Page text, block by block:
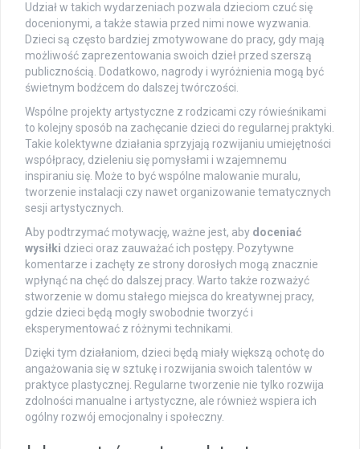
Udział w takich wydarzeniach pozwala dzieciom czuć się
docenionymi, a także stawia przed nimi nowe wyzwania.
Dzieci są często bardziej zmotywowane do pracy, gdy mają
możliwość zaprezentowania swoich dzieł przed szerszą
publicznością. Dodatkowo, nagrody i wyróżnienia mogą być
świetnym bodźcem do dalszej twórczości.
Wspólne projekty artystyczne z rodzicami czy rówieśnikami
to kolejny sposób na zachęcanie dzieci do regularnej praktyki.
Takie kolektywne działania sprzyjają rozwijaniu umiejętności
współpracy, dzieleniu się pomysłami i wzajemnemu
inspiraniu się. Może to być wspólne malowanie muralu,
tworzenie instalacji czy nawet organizowanie tematycznych
sesji artystycznych.
Aby podtrzymać motywację, ważne jest, aby doceniać
wysiłki dzieci oraz zauważać ich postępy. Pozytywne
komentarze i zachęty ze strony dorosłych mogą znacznie
wpłynąć na chęć do dalszej pracy. Warto także rozważyć
stworzenie w domu stałego miejsca do kreatywnej pracy,
gdzie dzieci będą mogły swobodnie tworzyć i
eksperymentować z różnymi technikami.
Dzięki tym działaniom, dzieci będą miały większą ochotę do
angażowania się w sztukę i rozwijania swoich talentów w
praktyce plastycznej. Regularne tworzenie nie tylko rozwija
zdolności manualne i artystyczne, ale również wspiera ich
ogólny rozwój emocjonalny i społeczny.